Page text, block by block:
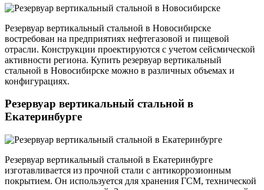
Резервуар вертикальный стальной в Новосибирске
востребован на предприятиях нефтегазовой и пищевой
отрасли. Конструкции проектируются с учетом сейсмической
активности региона. Купить резервуар вертикальный
стальной в Новосибирске можно в различных объемах и
конфигурациях.
Резервуар вертикальный стальной в
Екатеринбурге
Резервуар вертикальный стальной в Екатеринбурге
изготавливается из прочной стали с антикоррозионным
покрытием. Он используется для хранения ГСМ, технической